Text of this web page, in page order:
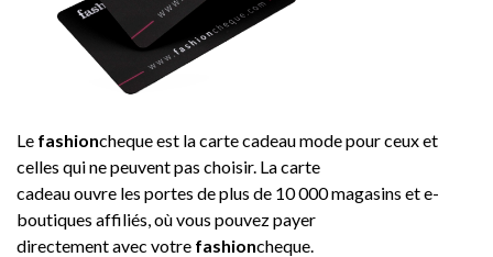
Le fashioncheque est la carte cadeau mode pour ceux et
celles qui ne peuvent pas choisir. La carte
cadeau ouvre les portes de plus de 10 000 magasins et e-
boutiques affiliés, où vous pouvez payer
directement avec votre fashioncheque.